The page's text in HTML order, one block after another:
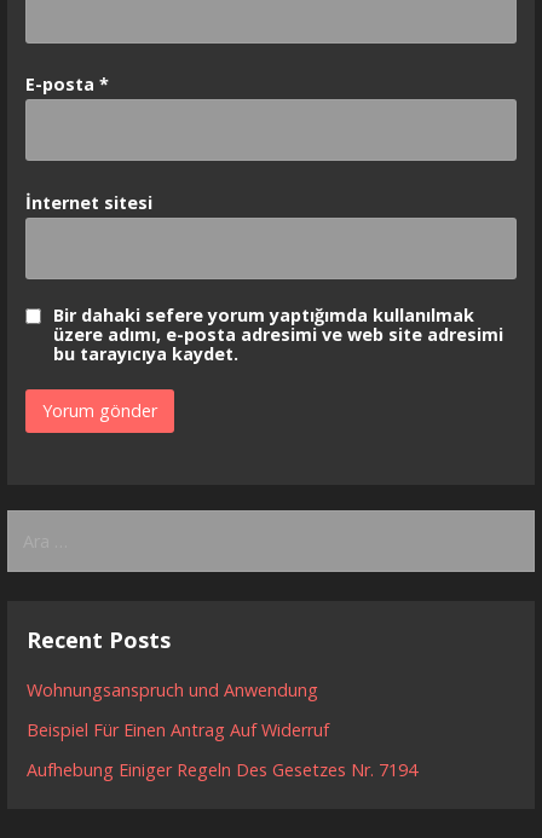
E-posta *
İnternet sitesi
Bir dahaki sefere yorum yaptığımda kullanılmak
üzere adımı, e-posta adresimi ve web site adresimi
bu tarayıcıya kaydet.
Recent Posts
Wohnungsanspruch und Anwendung
Beispiel Für Einen Antrag Auf Widerruf
Aufhebung Einiger Regeln Des Gesetzes Nr. 7194